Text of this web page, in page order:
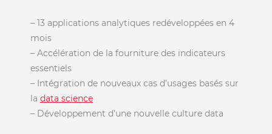
– 13 applications analytiques redéveloppées en 4
mois
– Accélération de la fourniture des indicateurs
essentiels
– Intégration de nouveaux cas d’usages basés sur
la data science
– Développement d’une nouvelle culture data